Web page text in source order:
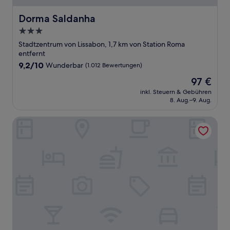
Dorma Saldanha
Dorma Saldanha
3.0-
Sterne-
Unterkunft
Stadtzentrum von Lissabon, 1,7 km von Station Roma
entfernt
9.2
9,2/10 Wunderbar (1.012 Bewertungen)
Der
Preis
beträgt
97 €
inkl. Steuern & Gebühren
8. Aug.–9. Aug.